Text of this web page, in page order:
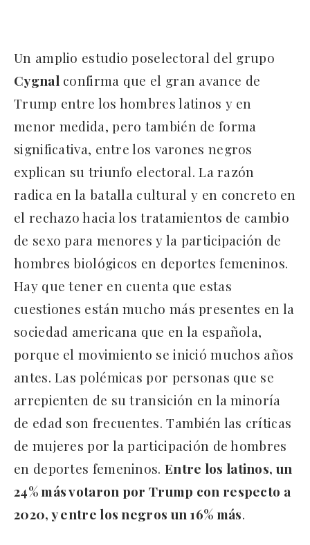
Un amplio estudio poselectoral del grupo
Cygnalconfirma que el gran avance de
Trump entre los hombres latinos y en
menor medida, pero también de forma
significativa, entre los varones negros
explican su triunfo electoral. La razón
radica en la batalla cultural y en concreto en
el rechazo hacia los tratamientos de cambio
de sexo para menores y la participación de
hombres biológicos en deportes femeninos.
Hay que tener en cuenta que estas
cuestiones están mucho más presentes en la
sociedad americana que en la española,
porque el movimiento se inició muchos años
antes. Las polémicas por personas que se
arrepienten de su transición en la minoría
de edad son frecuentes. También las críticas
de mujeres por la participación de hombres
en deportes femeninos. Entre los latinos, un
24% más votaron por Trump con respecto a
2020, y entre los negros un 16% más.